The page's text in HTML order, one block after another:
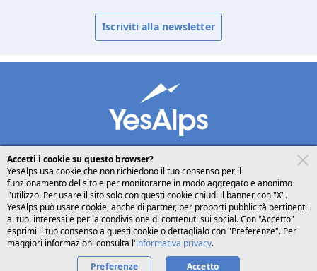
Iscriviti alla newsletter
desktop seguici su condividi
Italiano
Privacy Cookies Chi siamo
Accetti i cookie su questo browser?
YesAlps usa cookie che non richiedono il tuo consenso per il
funzionamento del sito e per monitorarne in modo aggregato e anonimo
l'utilizzo. Per usare il sito solo con questi cookie chiudi il banner con "X".
YesAlps può usare cookie, anche di partner, per proporti pubblicità pertinenti
ai tuoi interessi e per la condivisione di contenuti sui social. Con "Accetto"
esprimi il tuo consenso a questi cookie o dettaglialo con "Preferenze". Per
maggiori informazioni consulta l'informativa privacy.
Preferenze
Accetto